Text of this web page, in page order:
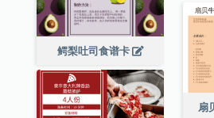
鳄梨吐司食谱卡
扇